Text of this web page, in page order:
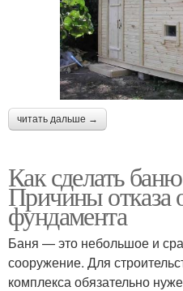
читать дальше →
Как сделать
Причины отказа
фундамента
Баня — это небольшое и
сооружение. Для
комплекса обязательно